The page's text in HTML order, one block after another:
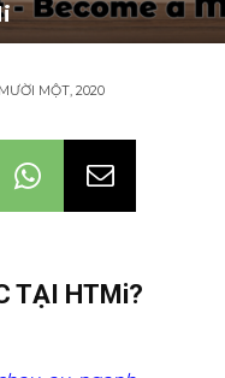
MỘT, 2020
TẠI HTMi?